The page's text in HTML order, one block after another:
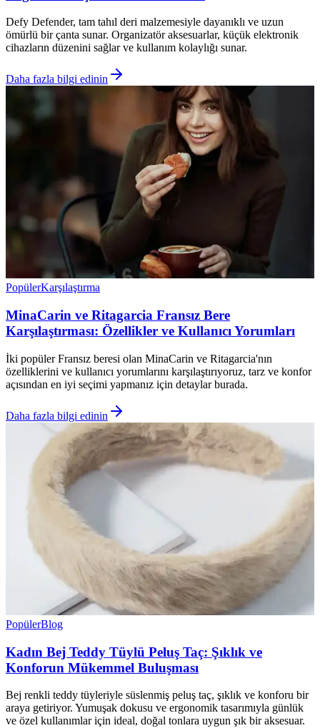
Defy Defender, tam tahıl deri malzemesiyle dayanıklı ve uzun
ömürlü bir çanta sunar. Organizatör aksesuarlar, küçük elektronik
cihazların düzenini sağlar ve kullanım kolaylığı sunar.
Daha fazla bilgi edinin
PopülerKarşılaştırma
MinaCarin ve Ritagarcia Fransız Bere
Karşılaştırması: Özellikler ve Kullanıcı Yorumları
İki popüler Fransız beresi olan MinaCarin ve Ritagarcia'nın
özelliklerini ve kullanıcı yorumlarını karşılaştırıyoruz, tarz ve konfor
açısından en iyi seçimi yapmanız için detaylar burada.
Daha fazla bilgi edinin
PopülerBlog
Kadın Bej Teddy Tüylü Peluş Taç: Şıklık ve
Konforun Mükemmel Buluşması
Bej renkli teddy tüyleriyle süslenmiş peluş taç, şıklık ve konforu bir
araya getiriyor. Yumuşak dokusu ve ergonomik tasarımıyla günlük
ve özel kullanımlar için ideal, doğal tonlara uygun şık bir aksesuar.